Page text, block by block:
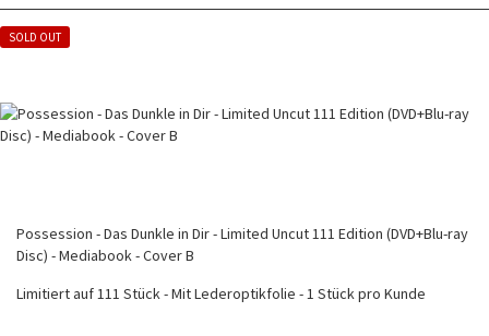
SOLD OUT
Possession - Das Dunkle in Dir - Limited Uncut 111 Edition (DVD+Blu-ray
Disc) - Mediabook - Cover B
Limitiert auf 111 Stück - Mit Lederoptikfolie - 1 Stück pro Kunde